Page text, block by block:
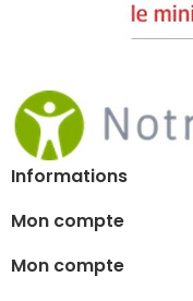
Informations
Mon compte
Mon compte